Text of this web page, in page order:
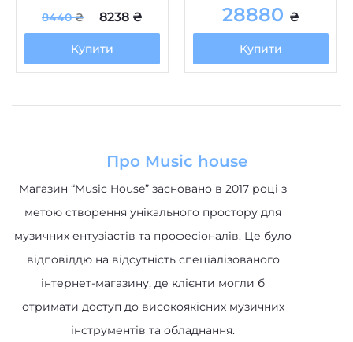
8440₴ 8238 ₴
Купити
28880 ₴
Купити
Про Music house
Магазин “Music House” засновано в 2017 році з
метою створення унікального простору для
музичних ентузіастів та професіоналів. Це було
відповіддю на відсутність спеціалізованого
інтернет-магазину, де клієнти могли б
отримати доступ до високоякісних музичних
інструментів та обладнання.